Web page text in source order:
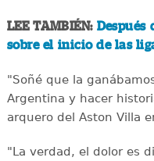
LEE TAMBIÉN: Después
sobre el inicio de las
"Soñé que la
Argentina y hacer
arquero del Aston Villa
"La verdad, el dolor es